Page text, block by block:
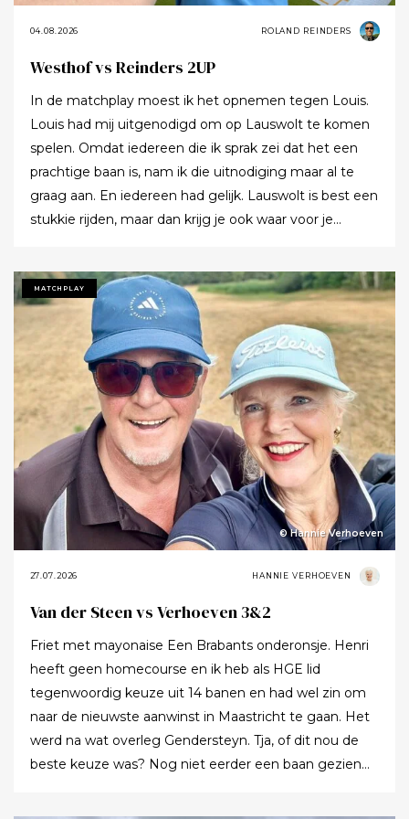
04.08.2026 ROLAND REINDERS
Westhof vs Reinders 2UP
In de matchplay moest ik het opnemen tegen Louis.
Louis had mij uitgenodigd om op Lauswolt te komen
spelen. Omdat iedereen die ik sprak zei dat het een
prachtige baan is, nam ik die uitnodiging maar al te
graag aan. En iedereen had gelijk. Lauswolt is best een
stukkie rijden, maar dan krijg je ook waar voor je
Tot ik uiteindelijk aankondigde dat ik het nu echt niet
meer ging zeggen.
MATCHPLAY
© Hannie Verhoeven
27.07.2026 HANNIE VERHOEVEN
Van der Steen vs Verhoeven 3&2
Friet met mayonaise Een Brabants onderonsje. Henri
heeft geen homecourse en ik heb als HGE lid
tegenwoordig keuze uit 14 banen en had wel zin om
naar de nieuwste aanwinst in Maastricht te gaan. Het
werd na wat overleg Gendersteyn. Tja, of dit nou de
beste keuze was? Nog niet eerder een baan gezien